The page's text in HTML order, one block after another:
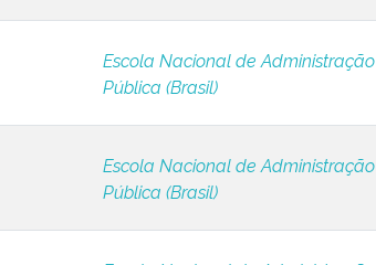
Escola Nacional de Administração
Pública (Brasil)
Escola Nacional de Administração
Pública (Brasil)